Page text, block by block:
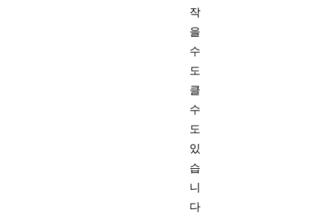
작
을
수
도
클
수
도
있
습
니
다